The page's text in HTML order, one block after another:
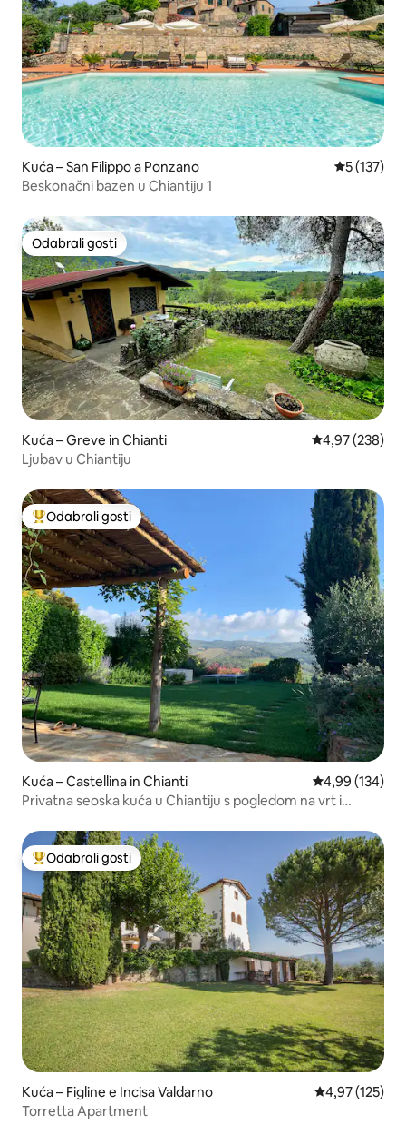
Kuća – San Filippo a Ponzano Prosječna
5 (137)
Beskonačni bazen u Chiantiju 1
Odabrali gosti
Odabrali gosti
Kuća – Greve in Chianti Prosječna
4,97 (238)
Ljubav u Chiantiju
Među najviše rangiranima s oznakom „Odabrali gosti”
Odabrali gosti
Kuća – Castellina in Chianti Prosječna
4,99 (134)
Privatna seoska kuća u Chiantiju s pogledom na vrt i
Među najviše rangiranima s oznakom „Odabrali gosti”
Odabrali gosti
Kuća – Figline e Incisa Valdarno Prosječna
4,97 (125)
Torretta Apartment